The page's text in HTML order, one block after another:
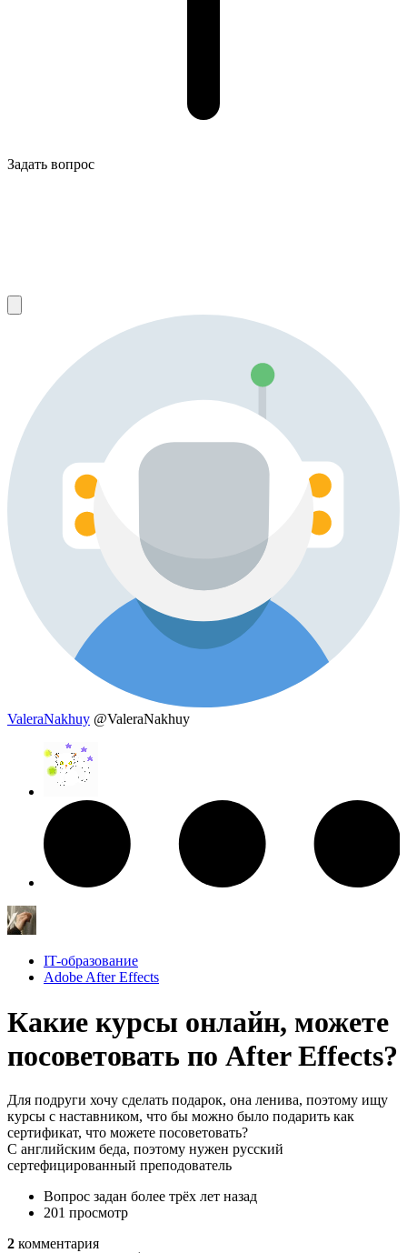
Задать вопрос
ValeraNakhuy @ValeraNakhuy
IT-образование
Adobe After Effects
Какие курсы онлайн, можете
посоветовать по After Effects?
Для подруги хочу сделать подарок, она ленива, поэтому ищу
курсы с наставником, что бы можно было подарить как
сертификат, что можете посоветовать?
С английским беда, поэтому нужен русский
сертефицированный преподователь
Вопрос задан более трёх лет назад
201 просмотр
2 комментария